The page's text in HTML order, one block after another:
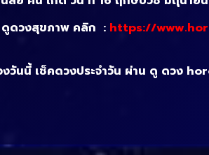
ดูดวงสุขภาพ คลิก : https://
นนี้ เช็คดวงประจำวัน ผ่าน ดู ดวง